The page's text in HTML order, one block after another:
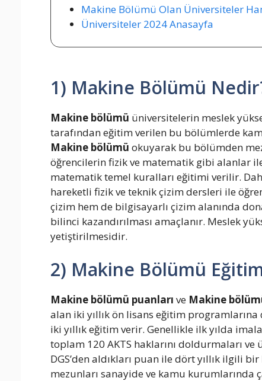
Makine Bölümü Olan Üniversiteler
Üniversiteler 2024 Anasayfa
1) Makine Bölümü
Makine bölümü üniversitelerin meslek
tarafından eğitim verilen bu bölümlerde
Makine bölümü okuyarak bu bölümden
öğrencilerin fizik ve matematik gibi alanlar
matematik temel kuralları eğitimi verilir.
hareketli fizik ve teknik çizim dersleri ile
çizim hem de bilgisayarlı çizim alanında
bilinci kazandırılması amaçlanır. Meslek
yetiştirilmesidir.
2) Makine Bölümü Eğitim
Makine bölümü puanları ve Makine
alan iki yıllık ön lisans eğitim
iki yıllık eğitim verir. Genellikle ilk yılda
toplam 120 AKTS haklarını doldurmaları
DGS’den aldıkları puan ile dört yıllık ilgili
mezunları sanayide ve kamu